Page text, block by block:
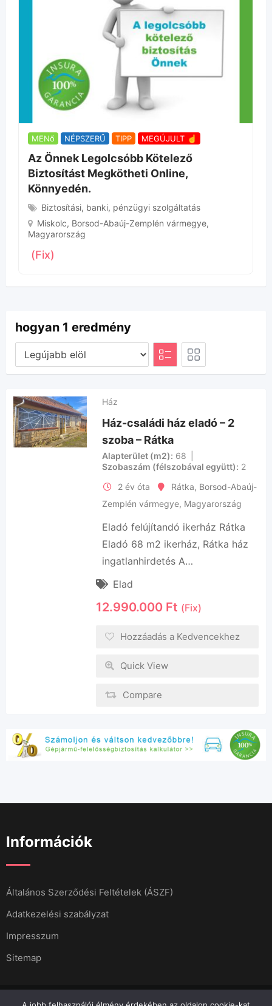
MENő NÉPSZERŰ TIPP MEGÚJULT ☝
Az Önnek Legolcsóbb Kötelező
Biztosítást Megkötheti Online,
Könnyedén.
Biztosítási, banki, pénzügyi szolgáltatás
Miskolc, Borsod-Abaúj-Zemplén vármegye,
Magyarország
(Fix)
hogyan 1 eredmény
Ház
Ház-családi ház eladó – 2
szoba – Rátka
Alapterület (m2)
68
Szobaszám (félszobával együtt)
2
2 év óta
Rátka, Borsod-Abaúj-
Zemplén vármegye, Magyarország
Eladó felújítandó ikerház Rátka
Eladó 68 m2 ikerház, Rátka ház
ingatlanhirdetés A…
Elad
12.990.000 Ft (Fix)
Hozzáadás a Kedvencekhez
Quick View
Compare
Információk
Általános Szerződési Feltételek (ÁSZF)
Adatkezelési szabályzat
Impresszum
Sitemap